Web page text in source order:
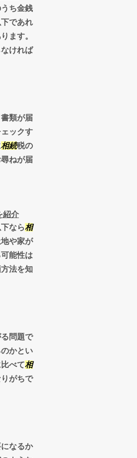
ち金銭
であれ
ます。
ければ
類が届
ックす
相続税の
ねが届
紹介
なら相
や家が
能性は
法を知
問題で
かとい
べて相
がちで
なるか